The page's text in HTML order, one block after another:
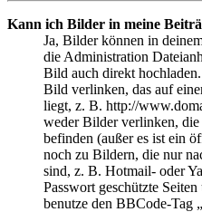
Kann ich Bilder in meine
Ja, Bilder können in
die Administration
Bild auch direkt
Bild verlinken, das auf
liegt, z. B. http://
weder Bilder verlinken, die
befinden (außer es ist ein
noch zu Bildern, die nur
sind, z. B. Hotmail- oder
Passwort geschützte
benutze den BBCode-Tag